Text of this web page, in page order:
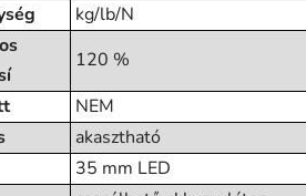
kg/lb/N
120 %
NEM
akasztható
35 mm LED